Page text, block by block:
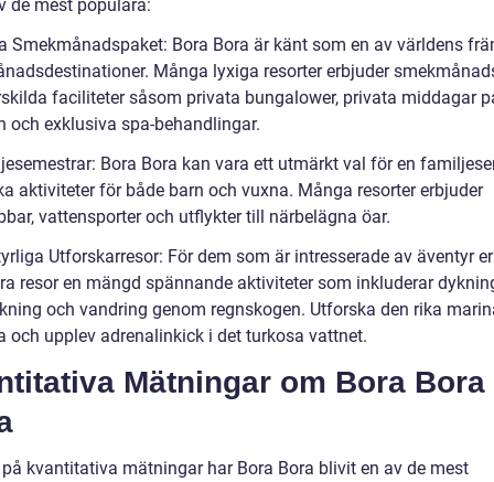
de mest populära:
Smekmånadspaket: Bora Bora är känt som en av världens
Många lyxiga resorter erbjuder
faciliteter såsom privata bungalower, privata middagar
och exklusiva spa-behandlingar.
Bora Bora kan vara ett utmärkt val för en
aktiviteter för både barn och vuxna. Många resorter erbjuder
vattensporter och utflykter till närbelägna öar.
Utforskarresor: För dem som är intresserade av äventyr
resor en mängd spännande aktiviteter som inkluderar
och vandring genom regnskogen. Utforska den rika
och upplev adrenalinkick i det turkosa vattnet.
Mätningar om Bora Bora
kvantitativa mätningar har Bora Bora blivit en av de mest